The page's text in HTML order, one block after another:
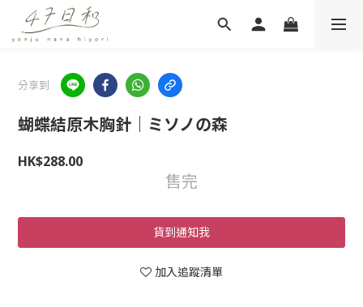
分享到
蝴蝶結原木胸針｜ミソノの森
HK$288.00
售完
貨到通知我
加入追蹤清單